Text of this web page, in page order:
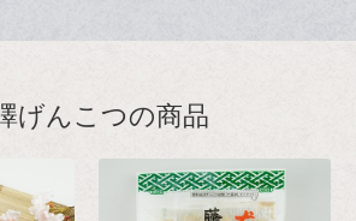
げんこつの商品